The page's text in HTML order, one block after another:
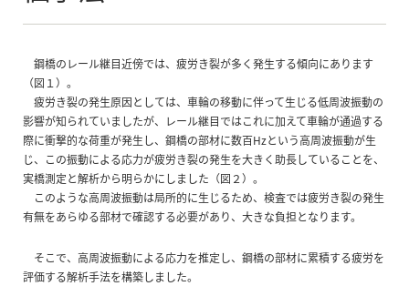
鋼橋のレール継目近傍では、疲労き裂が多く発生する傾向にあります
（図１）。
疲労き裂の発生原因としては、車輪の移動に伴って生じる低周波振動の
影響が知られていましたが、レール継目ではこれに加えて車輪が通過する
際に衝撃的な荷重が発生し、鋼橋の部材に数百Hzという高周波振動が生
じ、この振動による応力が疲労き裂の発生を大きく助長していることを、
実橋測定と解析から明らかにしました（図２）。
このような高周波振動は局所的に生じるため、検査では疲労き裂の発生
有無をあらゆる部材で確認する必要があり、大きな負担となります。
そこで、高周波振動による応力を推定し、鋼橋の部材に累積する疲労を
評価する解析手法を構築しました。